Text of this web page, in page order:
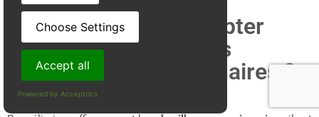
Quels prix faut il compter
pour le traitement des
chenilles processionnaires ?
Choose Settings
Accept all
Powered by Acceptrics